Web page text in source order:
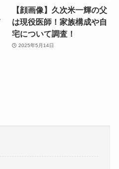
【顔画像】久次米一輝の父
は現役医師！家族構成や自
宅について調査！
2025年5月14日